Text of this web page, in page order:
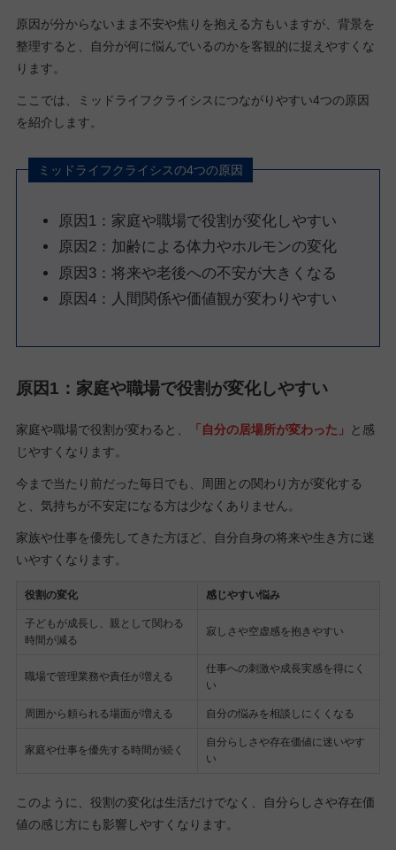
原因が分からないまま不安や焦りを抱える方もいますが、背景を
整理すると、自分が何に悩んでいるのかを客観的に捉えやすくな
ります。
ここでは、ミッドライフクライシスにつながりやすい4つの原因
を紹介します。
ミッドライフクライシスの4つの原因
原因1：家庭や職場で役割が変化しやすい
原因2：加齢による体力やホルモンの変化
原因3：将来や老後への不安が大きくなる
原因4：人間関係や価値観が変わりやすい
原因1：家庭や職場で役割が変化しやすい
家庭や職場で役割が変わると、 「自分の居場所が変わった」
と感
じやすくなります。
今まで当たり前だった毎日でも、周囲との関わり方が変化する
と、気持ちが不安定になる方は少なくありません。
家族や仕事を優先してきた方ほど、自分自身の将来や生き方に迷
いやすくなります。
役割の変化 感じやすい悩み
子どもが成長し、親として関わる
時間が減る
寂しさや空虚感を抱きやすい
職場で管理業務や責任が増える
仕事への刺激や成長実感を得にく
い
周囲から頼られる場面が増える 自分の悩みを相談しにくくなる
家庭や仕事を優先する時間が続く
自分らしさや存在価値に迷いやす
い
このように、役割の変化は生活だけでなく、自分らしさや存在価
値の感じ方にも影響しやすくなります。